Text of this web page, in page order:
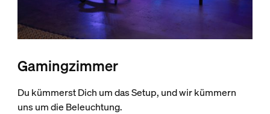
Gamingzimmer
Du kümmerst Dich um das Setup, und wir kümmern
uns um die Beleuchtung.